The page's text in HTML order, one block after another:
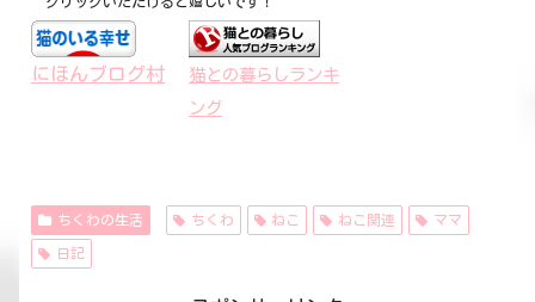
にほんブログ村
猫との暮らしランキ
ング
ちくわの生活 ちくわ ねこ ねこ関連 ママ
日記